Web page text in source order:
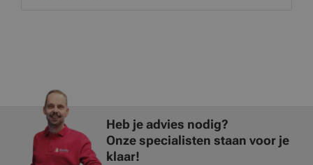
Heb je advies nodig?
Onze specialisten staan voor je
klaar!